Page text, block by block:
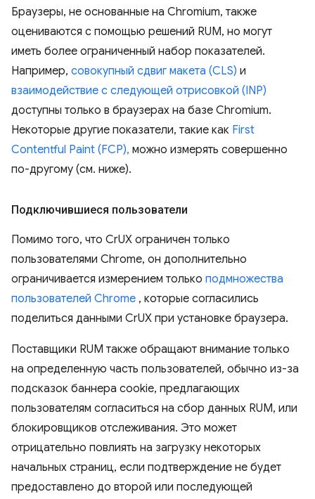
Браузеры, не основанные на Chromium, также
оцениваются с помощью решений RUM, но могут
иметь более ограниченный набор показателей.
Например, совокупный сдвиг макета (CLS) и
взаимодействие с следующей отрисовкой (INP)
доступны только в браузерах на базе Chromium.
Некоторые другие показатели, такие как First
Contentful Paint (FCP), можно измерять совершенно
по-другому (см. ниже).
Подключившиеся пользователи
Помимо того, что CrUX ограничен только
пользователями Chrome, он дополнительно
ограничивается измерением только подмножества
пользователей Chrome , которые согласились
поделиться данными CrUX при установке браузера.
Поставщики RUM также обращают внимание только
на определенную часть пользователей, обычно из-за
подсказок баннера cookie, предлагающих
пользователям согласиться на сбор данных RUM, или
блокировщиков отслеживания. Это может
отрицательно повлиять на загрузку некоторых
начальных страниц, если подтверждение не будет
предоставлено до второй или последующей